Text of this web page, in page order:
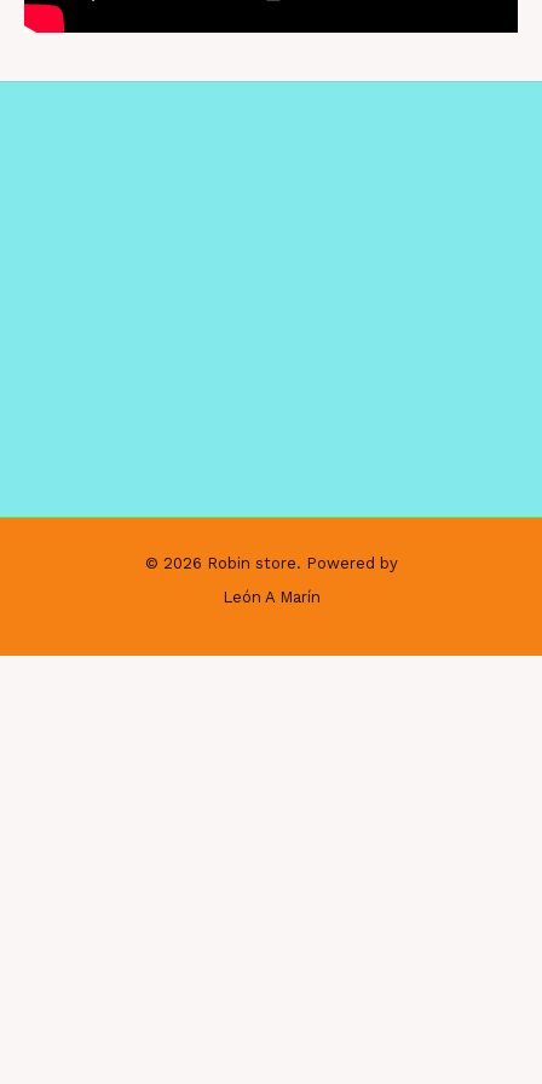
© 2026 Robin store. Powered by
León A Marín